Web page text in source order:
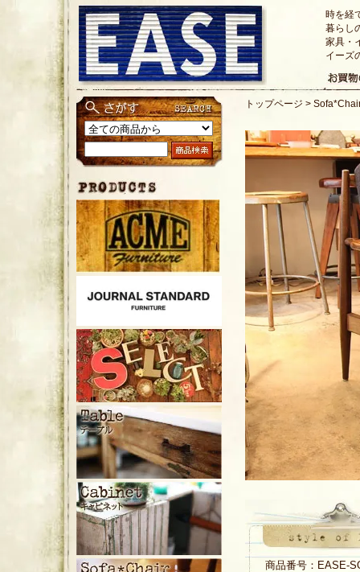
時を経
暮らし
家具・
イーズ
トップページ >
商品番号：EASE-